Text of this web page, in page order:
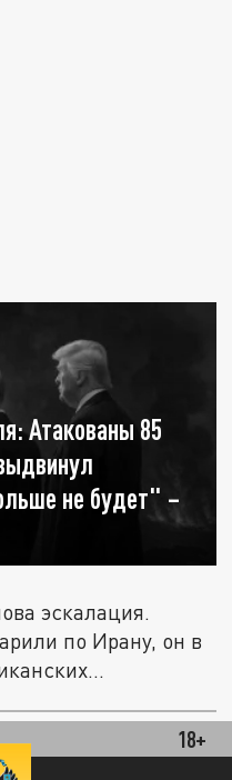
18+
Атакованы 85
не будет" –
эскалация.
по Ирану, он в